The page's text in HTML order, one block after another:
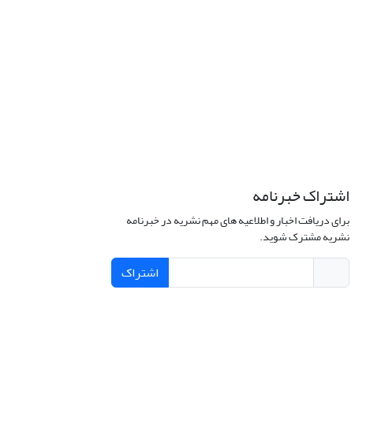
اشتراک خبرنامه
برای دریافت اخبار و اطلاعیه های مهم نشریه در خبرنامه
نشریه مشترک شوید.
اشتراک